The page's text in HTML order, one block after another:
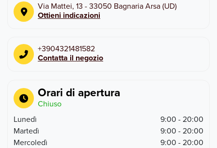
Via Mattei, 13 -33050 Bagnaria Arsa(UD)
Ottieni indicazioni
+3904321481582
Contatta il negozio
Orari di apertura
Chiuso
Lunedì
9:00 - 20:00
Martedì
9:00 - 20:00
Mercoledì
9:00 - 20:00